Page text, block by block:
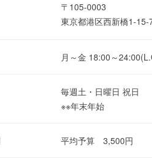
〒105-0003
東京都港区西新橋1-
月～金 18:00～
毎週土・日曜日 祝日
※※年末年始
平均予算 3,500円